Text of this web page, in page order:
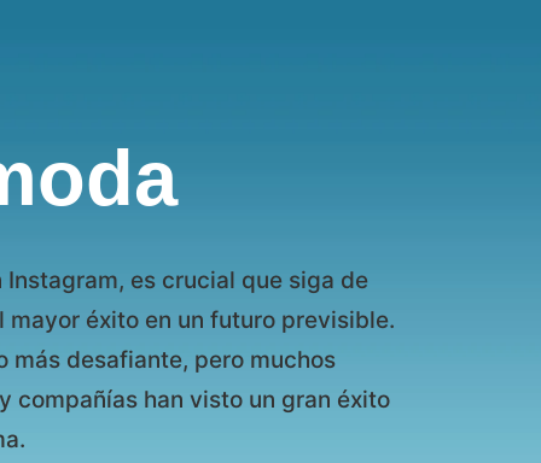
es crucial que siga de
éxito en un futuro previsible.
más desafiante, pero muchos
compañías han visto un gran éxito